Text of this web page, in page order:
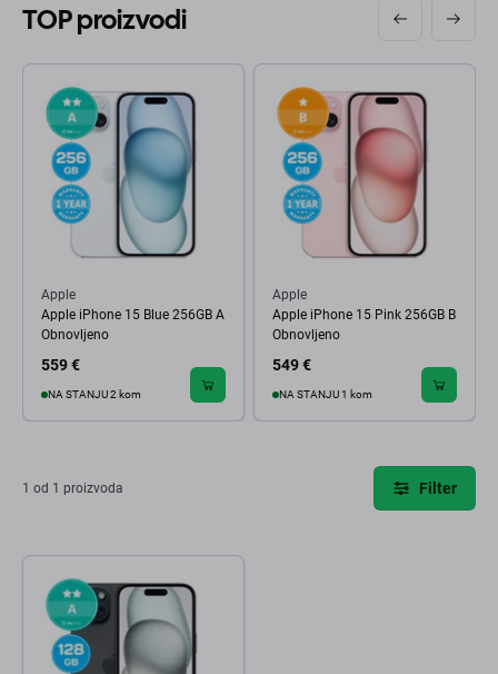
TOP proizvodi
Apple
Apple iPhone 15 Blue 256GB A
Obnovljeno
559 €
NA STANJU 2 kom
Apple
Apple iPhone 15 Pink 256GB B
Obnovljeno
549 €
NA STANJU 1 kom
1 od 1 proizvoda Filter